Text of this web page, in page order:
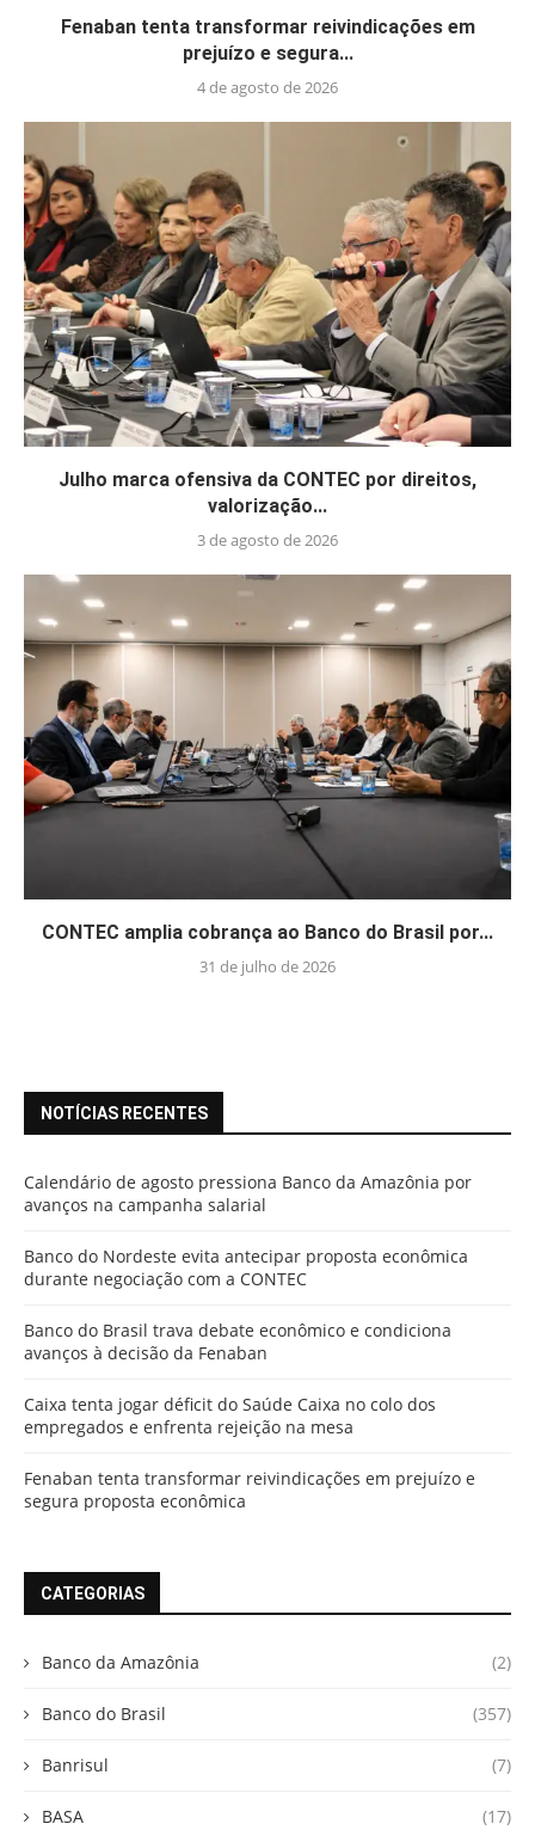
Fenaban tenta transformar reivindicações em
prejuízo e segura...
4 de agosto de 2026
Julho marca ofensiva da CONTEC por direitos,
valorização...
3 de agosto de 2026
CONTEC amplia cobrança ao Banco do Brasil por...
31 de julho de 2026
NOTÍCIAS RECENTES
Calendário de agosto pressiona Banco da Amazônia por
avanços na campanha salarial
Banco do Nordeste evita antecipar proposta econômica
durante negociação com a CONTEC
Banco do Brasil trava debate econômico e condiciona
avanços à decisão da Fenaban
Caixa tenta jogar déficit do Saúde Caixa no colo dos
empregados e enfrenta rejeição na mesa
Fenaban tenta transformar reivindicações em prejuízo e
segura proposta econômica
CATEGORIAS
Banco da Amazônia (2)
Banco do Brasil (357)
Banrisul (7)
BASA (17)